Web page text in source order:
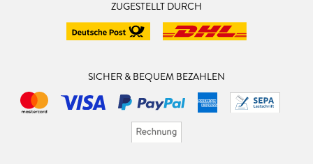
ZUGESTELLT DURCH
SICHER & BEQUEM BEZAHLEN